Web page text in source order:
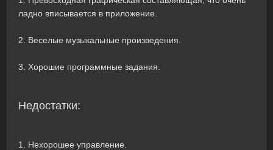
ладно вписывается в приложение.
2. Веселые музыкальные произведения.
3. Хорошие программные задания.
Недостатки:
1. Нехорошее управление.